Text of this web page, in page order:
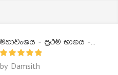
මහාවංශය - ප්‍රථම භාගය - Mahawanshaya 1
by Damsith